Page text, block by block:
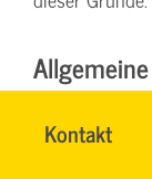
Kontakt
SYBILLE
Name*